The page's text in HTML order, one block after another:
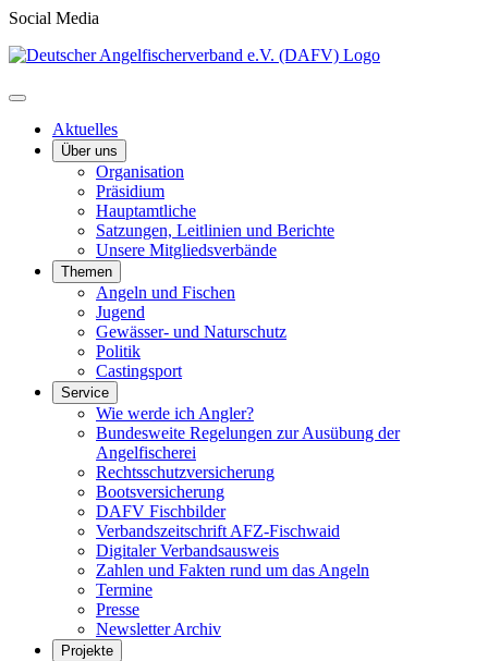
Social Media
Aktuelles
Über uns
Organisation
Präsidium
Hauptamtliche
Satzungen, Leitlinien und Berichte
Unsere Mitgliedsverbände
Themen
Angeln und Fischen
Jugend
Gewässer- und Naturschutz
Politik
Castingsport
Service
Wie werde ich Angler?
Bundesweite Regelungen zur Ausübung der
Angelfischerei
Rechtsschutzversicherung
Bootsversicherung
DAFV Fischbilder
Verbandszeitschrift AFZ-Fischwaid
Digitaler Verbandsausweis
Zahlen und Fakten rund um das Angeln
Termine
Presse
Newsletter Archiv
Projekte